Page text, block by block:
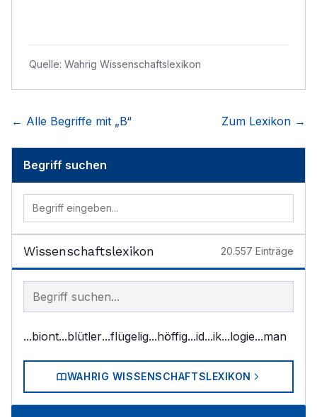
Quelle: Wahrig Wissenschaftslexikon
← Alle Begriffe mit „B“ Zum Lexikon →
Begriff suchen
Wissenschaftslexikon 20.557 Einträge
Begriff im Lexikon suchen
...biont...blütler...flügelig...höffig...id...ik...logie...man
WAHRIG WISSENSCHAFTSLEXIKON